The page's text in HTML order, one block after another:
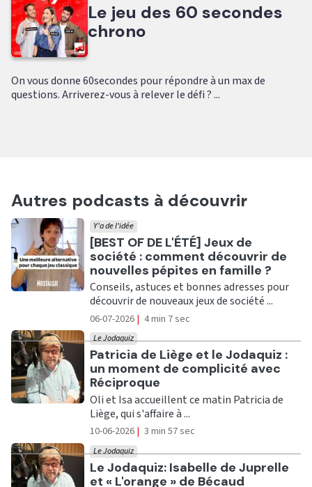
Le jeu des 60 secondes
chrono
On vous donne 60secondes pour répondre à un max de
questions. Arriverez-vous à relever le défi ? ...
Autres podcasts à découvrir
Ecouter
[BEST OF DE L'ÉTÉ] Jeux de
société : comment découvrir de
nouvelles pépites en famille ?
Y'a de l'idée
Conseils, astuces et bonnes adresses pour
découvrir de nouveaux jeux de société ...
06-07-2026 | 4 min 7 sec
Ecouter
Patricia de Liège et le Jodaquiz :
un moment de complicité avec
Réciproque
Le Jodaquiz
Oli et Isa accueillent ce matin Patricia de
Liège, qui s'affaire à ...
10-06-2026 | 3 min 57 sec
Ecouter
Le Jodaquiz: Isabelle de Juprelle
et « L'orange » de Bécaud
Le Jodaquiz